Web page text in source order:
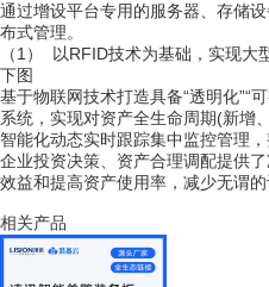
通过增设平台专用的服务器、存储设
布式管理。
（1）
以RFID技术为基础，实现大
下图
基于物联网技术打造具备“透明化”“
系统，实现对资产全生命周期(新增
智能化动态实时跟踪集中监控管理
企业投资决策、资产合理调配提供
效益和提高资产使用率，减少无谓的
相关产品